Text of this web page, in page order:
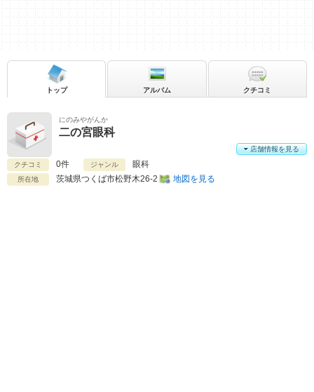
にのみやがんか
二の宮眼科
クチコミ 0件 ジャンル 眼科
所在地 茨城県つくば市松野木26-2 地図を見る
店舗情報を見る
トップ アルバム クチコミ